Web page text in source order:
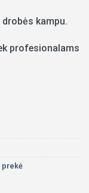
kampu.
profesionalams
prekė